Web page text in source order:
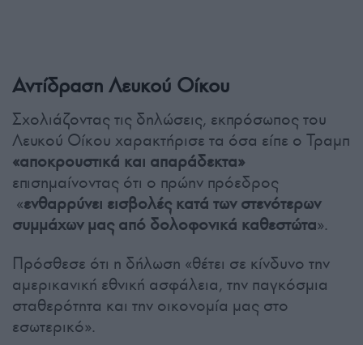
Αντίδραση Λευκού Οίκου
Σχολιάζοντας τις δηλώσεις, εκπρόσωπος του
Λευκού Οίκου χαρακτήρισε τα όσα είπε ο Τραμπ
«αποκρουστικά και απαράδεκτα»
επισημαίνοντας ότι ο πρώην πρόεδρος
«ενθαρρύνει εισβολές κατά των στενότερων
συμμάχων μας από δολοφονικά καθεστώτα».
Πρόσθεσε ότι η δήλωση «θέτει σε κίνδυνο την
αμερικανική εθνική ασφάλεια, την παγκόσμια
σταθερότητα και την οικονομία μας στο
εσωτερικό».